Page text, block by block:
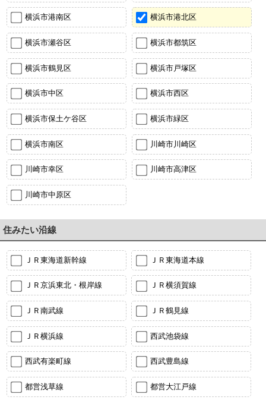
横浜市港南区 横浜市港北区
横浜市瀬谷区 横浜市都筑区
横浜市鶴見区 横浜市戸塚区
横浜市中区 横浜市西区
横浜市保土ケ谷区 横浜市緑区
横浜市南区 川崎市川崎区
川崎市幸区 川崎市高津区
川崎市中原区
住みたい沿線
ＪＲ東海道新幹線 ＪＲ東海道本線
ＪＲ京浜東北・根岸線 ＪＲ横須賀線
ＪＲ南武線 ＪＲ鶴見線
ＪＲ横浜線 西武池袋線
西武有楽町線 西武豊島線
都営浅草線 都営大江戸線